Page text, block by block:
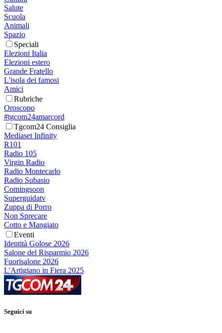
Salute
Scuola
Animali
Spazio
Speciali
Elezioni Italia
Elezioni estero
Grande Fratello
L'isola dei famosi
Amici
Rubriche
Oroscopo
#tgcom24amarcord
Tgcom24 Consiglia
Mediaset Infinity
R101
Radio 105
Virgin Radio
Radio Montecarlo
Radio Subasio
Comingsoon
Superguidatv
Zuppa di Porro
Non Sprecare
Cotto e Mangiato
Eventi
Identità Golose 2026
Salone del Risparmio 2026
Fuorisalone 2026
L'Artigiano in Fiera 2025
Seguici su